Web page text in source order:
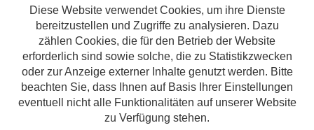
Anbau
Energetische Sanierung
Förderungen
Beratungsangebote
Bauen – und fürs Leben
Es gibt viele Gründe, warum Bauen mit Holz in Trend liegt: Das
Baumaterial Holz bietet rundum optimale Eigenschaften für jeden
Gebäudetyp und jedes Bauvorhaben. Ganz gleich, ob für einen
Neubau, eine Modernisierung oder Anbauten an bestehende
Gebäude. Holz überzeugt durch klare Fakten, ist extrem vielseitig
einsetzbar – und fasziniert durch die einzigartig positive
Diese Website verwendet Cookies, um ihre Dienste
bereitzustellen und Zugriffe zu analysieren. Dazu
zählen Cookies, die für den Betrieb der Website
erforderlich sind sowie solche, die zu Statistikzwecken
oder zur Anzeige externer Inhalte genutzt werden. Bitte
beachten Sie, dass Ihnen auf Basis Ihrer Einstellungen
eventuell nicht alle Funktionalitäten auf unserer Website
zu Verfügung stehen.